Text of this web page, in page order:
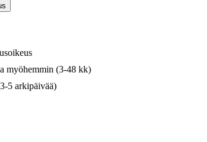
myöhemmin (3-48 kk)
5 arkipäivää)